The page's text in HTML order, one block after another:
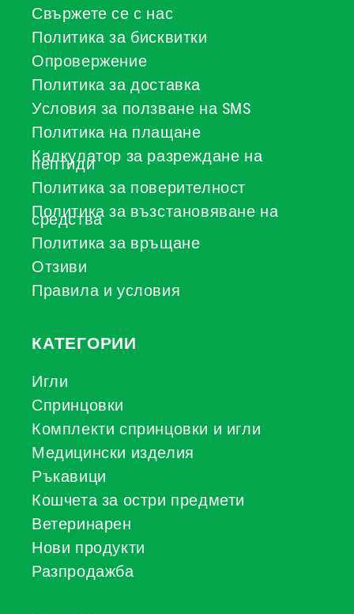
Свържете се с нас
Политика за бисквитки
Опровержение
Политика за доставка
Условия за ползване на SMS
Политика на плащане
Калкулатор за разреждане на
пептиди
Политика за поверителност
Политика за възстановяване на
средства
Политика за връщане
Отзиви
Правила и условия
КАТЕГОРИИ
Игли
Спринцовки
Комплекти спринцовки и игли
Медицински изделия
Ръкавици
Кошчета за остри предмети
Ветеринарен
Нови продукти
Разпродажба